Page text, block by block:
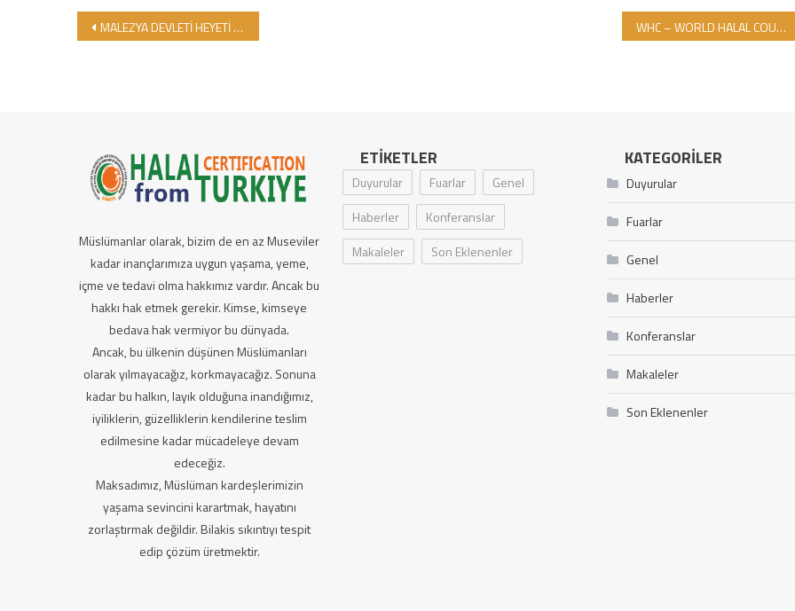
Yazı gezinmesi
MALEZYA DEVLETİ HEYETİ VE JAKIM İLE GİMDES ORTAK DENETİMLER GERÇEKLEŞTİRDİ! WHC – WORLD HALAL COUNCİL (DÜNYA HELAL KONSEYİ) 18. KONGRESİ 14-16 KASIM TARİHLERİNDE MANİLA’DA GERÇEKLEŞTİRİLİYOR
Müslümanlar olarak, bizim de en az Museviler
kadar inançlarımıza uygun yaşama, yeme,
içme ve tedavi olma hakkımız vardır. Ancak bu
hakkı hak etmek gerekir. Kimse, kimseye
bedava hak vermiyor bu dünyada.
Ancak, bu ülkenin düşünen Müslümanları
olarak yılmayacağız, korkmayacağız. Sonuna
kadar bu halkın, layık olduğuna inandığımız,
iyiliklerin, güzelliklerin kendilerine teslim
edilmesine kadar mücadeleye devam
edeceğiz.
Maksadımız, Müslüman kardeşlerimizin
yaşama sevincini karartmak, hayatını
zorlaştırmak değildir. Bilakis sıkıntıyı tespit
edip çözüm üretmektir.
ETIKETLER
Duyurular Fuarlar
Genel
Haberler
Konferanslar
Makaleler
Son Eklenenler
KATEGORILER
Duyurular
Fuarlar
Genel
Haberler
Konferanslar
Makaleler
Son Eklenenler